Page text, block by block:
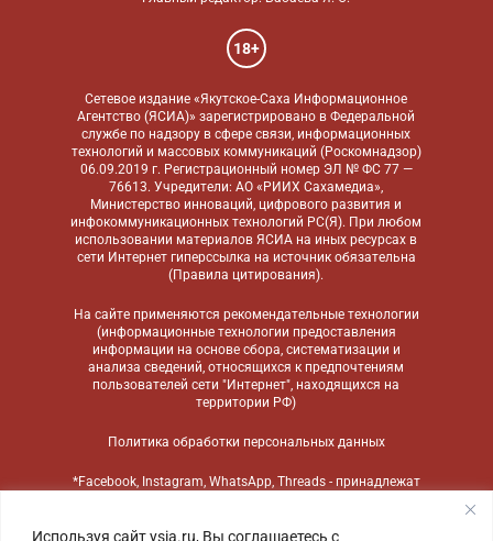
Используя сайт ysia.ru, Вы соглашаетесь с
18+
Сетевое издание «Якутское-Саха Информационное
Агентство (ЯСИА)» зарегистрировано в Федеральной
службе по надзору в сфере связи, информационных
технологий и массовых коммуникаций (Роскомнадзор)
06.09.2019 г. Регистрационный номер ЭЛ № ФС 77 —
76613. Учредители: АО «РИИХ Сахамедиа»,
Министерство инноваций, цифрового развития и
инфокоммуникационных технологий РС(Я). При любом
использовании материалов ЯСИА на иных ресурсах в
сети Интернет гиперссылка на источник обязательна
(Правила цитирования).
На сайте применяются рекомендательные технологии
(информационные технологии предоставления
информации на основе сбора, систематизации и
анализа сведений, относящихся к предпочтениям
пользователей сети "Интернет", находящихся на
территории РФ)
Политика обработки персональных данных
*Facebook, Instagram, WhatsApp, Threads - принадлежат